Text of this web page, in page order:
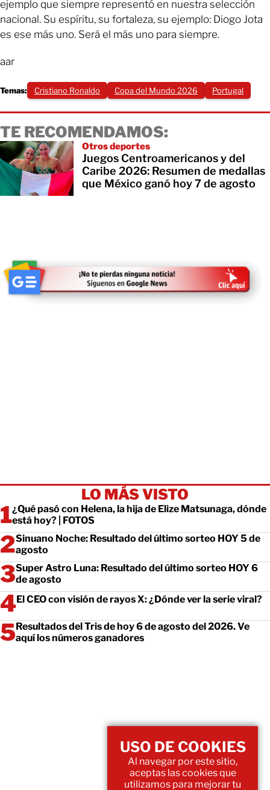
ejemplo que siempre representó en nuestra selección
nacional. Su espíritu, su fortaleza, su ejemplo: Diogo Jota
es ese más uno. Será el más uno para siempre.
aar
Temas: Cristiano Ronaldo Copa del Mundo 2026 Portugal
TE RECOMENDAMOS:
Otros deportes
Juegos Centroamericanos y del
Caribe 2026: Resumen de medallas
que México ganó hoy 7 de agosto
LO MÁS VISTO
¿Qué pasó con Helena, la hija de Elize Matsunaga, dónde
está hoy? | FOTOS
Sinuano Noche: Resultado del último sorteo HOY 5 de
agosto
Super Astro Luna: Resultado del último sorteo HOY 6
de agosto
El CEO con visión de rayos X: ¿Dónde ver la serie viral?
Resultados del Tris de hoy 6 de agosto del 2026. Ve
aquí los números ganadores
USO DE COOKIES
Al navegar por este sitio,
aceptas las cookies que
utilizamos para mejorar tu